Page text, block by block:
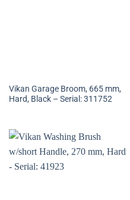
Vikan Garage Broom, 665 mm,
Hard, Black – Serial: 311752